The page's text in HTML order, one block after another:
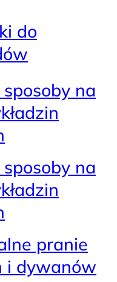
do
na
na
pranie
i dywanów